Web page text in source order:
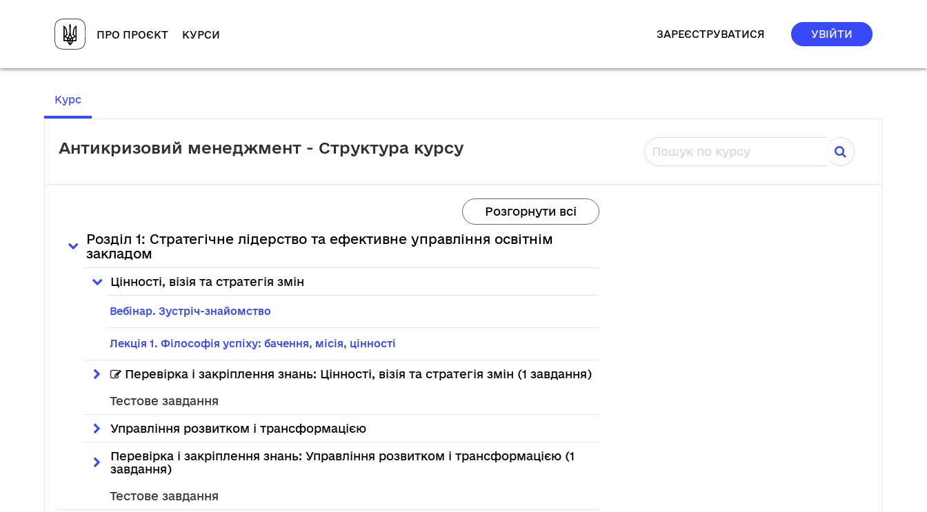
ПРО ПРОЄКТ КУРСИ ЗАРЕЄСТРУВАТИСЯ УВІЙТИ
Курс, Поточне місце розташування
Антикризовий менеджмент - Структура курсу Пошук по курсу
Розгорнути всі
Розділ 1: Стратегічне лідерство та ефективне управління освітнім
закладом
Цінності, візія та стратегія змін
Вебінар. Зустріч-знайомство
Лекція 1. Філософія успіху: бачення, місія, цінності
Перевірка і закріплення знань: Цінності, візія та стратегія змін (1 завдання)
Тестове завдання
Управління розвитком і трансформацією
Перевірка і закріплення знань: Управління розвитком і трансформацією (1
завдання)
Тестове завдання